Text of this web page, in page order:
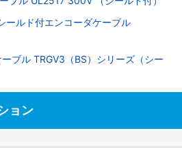
ールド付エンコーダケーブル
ブル TRGV3（BS）シリーズ（シー
ョン